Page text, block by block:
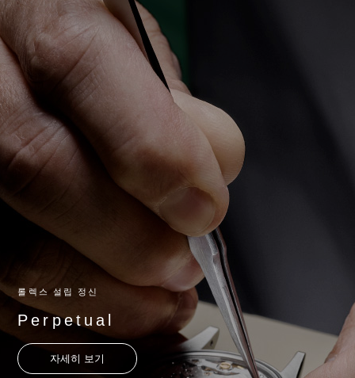
롤렉스 설립 정신
Perpetual
자세히 보기